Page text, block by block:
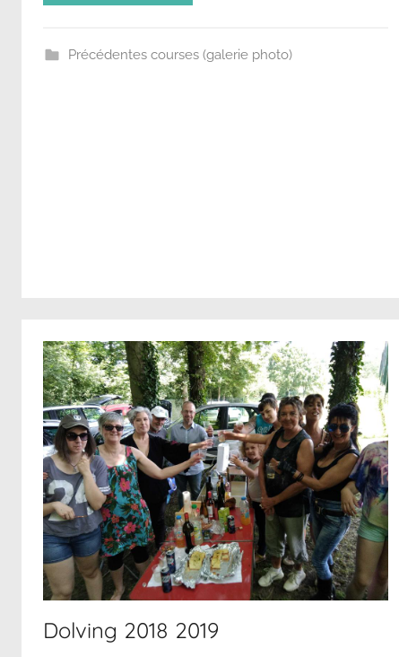
Précédentes courses (galerie photo)
Dolving 2018 2019